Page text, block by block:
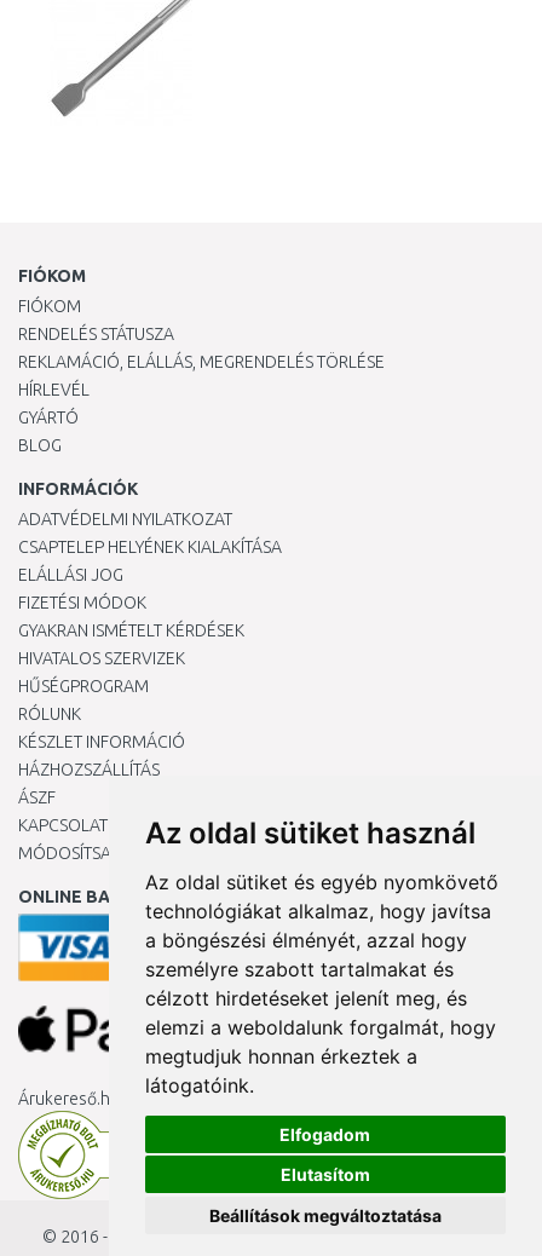
Az oldal sütiket használ
Az oldal sütiket és egyéb nyomkövető
technológiákat alkalmaz, hogy javítsa
a böngészési élményét, azzal hogy
személyre szabott tartalmakat és
célzott hirdetéseket jelenít meg, és
elemzi a weboldalunk forgalmát, hogy
megtudjuk honnan érkeztek a
látogatóink.
Elfogadom
Elutasítom
Beállítások megváltoztatása
FIÓKOM
FIÓKOM
RENDELÉS STÁTUSZA
REKLAMÁCIÓ, ELÁLLÁS, MEGRENDELÉS TÖRLÉSE
HÍRLEVÉL
GYÁRTÓ
BLOG
INFORMÁCIÓK
ADATVÉDELMI NYILATKOZAT
CSAPTELEP HELYÉNEK KIALAKÍTÁSA
ELÁLLÁSI JOG
FIZETÉSI MÓDOK
GYAKRAN ISMÉTELT KÉRDÉSEK
HIVATALOS SZERVIZEK
HŰSÉGPROGRAM
RÓLUNK
KÉSZLET INFORMÁCIÓ
HÁZHOZSZÁLLÍTÁS
ÁSZF
KAPCSOLAT
MÓDOSÍTSA A COOKIE-BEÁLLÍTÁSAIMAT
ONLINE BANKKÁRTYÁVAL
Árukereső.hu
© 2016 - 2026